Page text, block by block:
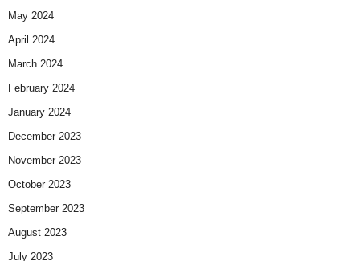
May 2024
April 2024
March 2024
February 2024
January 2024
December 2023
November 2023
October 2023
September 2023
August 2023
July 2023